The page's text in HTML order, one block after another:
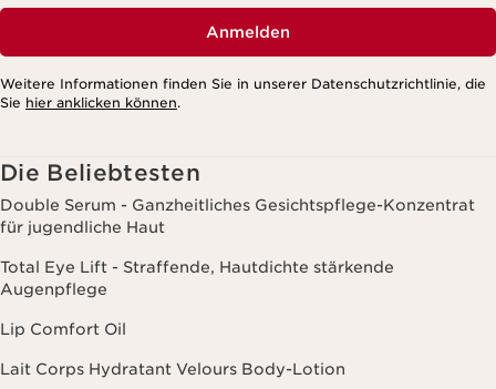
Anmelden
Weitere Informationen finden Sie in unserer Datenschutzrichtlinie, die
Sie hier anklicken können.
Die Beliebtesten
Double Serum - Ganzheitliches Gesichtspflege-Konzentrat
für jugendliche Haut
Total Eye Lift - Straffende, Hautdichte stärkende
Augenpflege
Lip Comfort Oil
Lait Corps Hydratant Velours Body-Lotion